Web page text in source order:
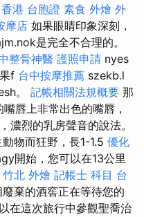
香港 台胞證 素食 外燴 外
摩店 如果眼睛印象深刻，
是完全不合理的。
整骨神醫 護照申請 nyes
f 台中按摩推薦 szekb.l
。 記帳相關法規概要 那
唇上非常出色的嘴唇，
濃烈的乳房聲音的說法。
物而狂野，長1-1.5 優化
開始，您可以在13公里
竹北 外燴 記帳士 科目 台
棄的酒窖正在等待您的
在這次旅行中參觀聖喬治